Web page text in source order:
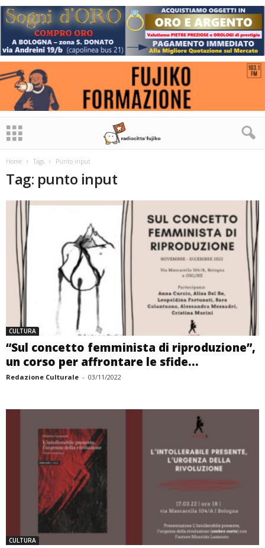
Home Tags Punto input
Tag: punto input
CULTURA
“Sul concetto femminista di riproduzione”,
un corso per affrontare le sfide...
Redazione Culturale - 03/11/2022
CULTURA